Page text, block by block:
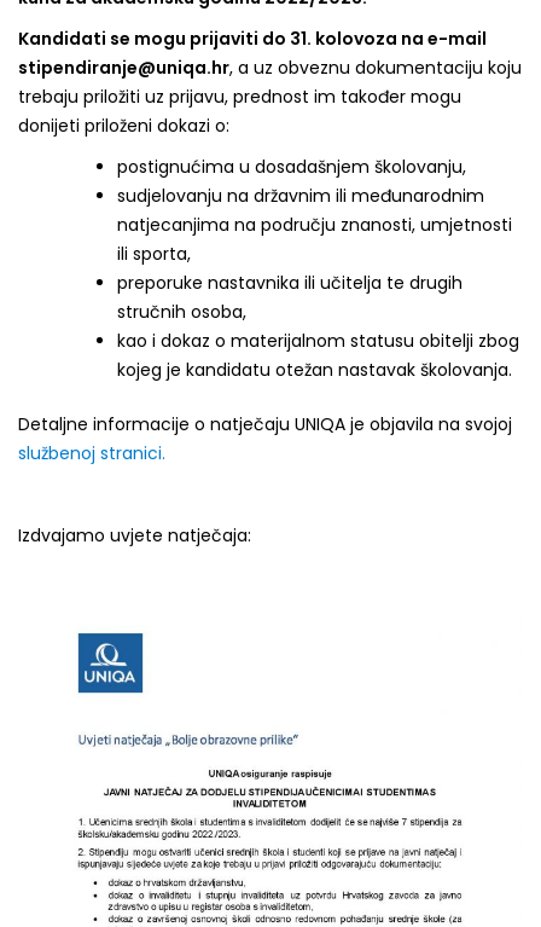
Kandidati se mogu prijaviti do 31. kolovoza na e-mail
stipendiranje@uniqa.hr, a uz obveznu dokumentaciju koju
trebaju priložiti uz prijavu, prednost im također mogu
donijeti priloženi dokazi o:
postignućima u dosadašnjem školovanju,
sudjelovanju na državnim ili međunarodnim
natjecanjima na području znanosti, umjetnosti
ili sporta,
preporuke nastavnika ili učitelja te drugih
stručnih osoba,
kao i dokaz o materijalnom statusu obitelji zbog
kojeg je kandidatu otežan nastavak školovanja.
Detaljne informacije o natječaju UNIQA je objavila na svojoj
službenoj stranici.
Izdvajamo uvjete natječaja: